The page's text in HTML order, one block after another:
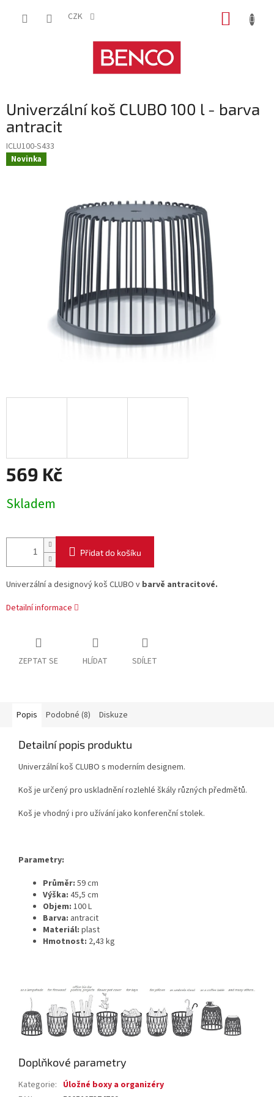
CZK
Univerzální koš CLUBO 100 l - barva
antracit
ICLU100-S433
Novinka
569 Kč
cena:
Skladem
Přidat do košíku
Univerzální a designový koš CLUBO v barvě antracitové.
Detailní informace
ZEPTAT SE HLÍDAT SDÍLET
Popis Podobné (8) Diskuze
Detailní popis produktu
Univerzální koš CLUBO s moderním designem.
Koš je určený pro uskladnění rozlehlé škály různých předmětů.
Koš je vhodný i pro užívání jako konferenční stolek.
Parametry:
Průměr: 59 cm
Výška: 45,5 cm
Objem: 100 L
Barva: antracit
Materiál: plast
Hmotnost: 2,43 kg
Doplňkové parametry
Kategorie: Úložné boxy a organizéry